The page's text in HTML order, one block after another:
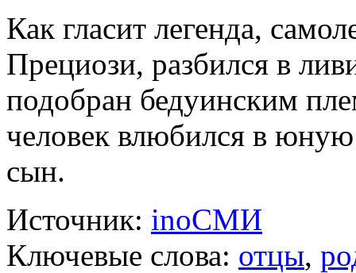
Как гласит легенда,
Прециози, разбился в
подобран бедуинским
человек влюбился в юную
сын.
Источник: inoСМИ
Ключевые слова: отцы,